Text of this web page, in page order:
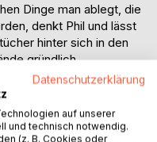
Dinge man ablegt, die
denkt Phil und lässt
hinter sich in den
gründlich
so blass und zur
aus Wachs geformter
Tussauds. Wie
Sarg im Bann eines
Datenschutzerklärung
auf unserer
und technisch notwendig.
(z. B. Cookies oder